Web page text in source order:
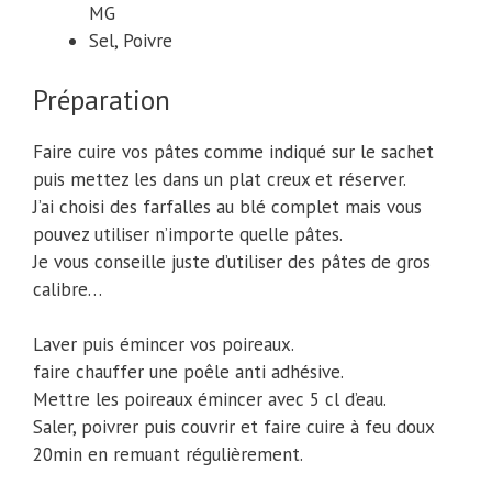
MG
Sel, Poivre
Préparation
Faire cuire vos pâtes comme indiqué sur le sachet
puis mettez les dans un plat creux et réserver.
J’ai choisi des farfalles au blé complet mais vous
pouvez utiliser n’importe quelle pâtes.
Je vous conseille juste d’utiliser des pâtes de gros
calibre…
Laver puis émincer vos poireaux.
faire chauffer une poêle anti adhésive.
Mettre les poireaux émincer avec 5 cl d’eau.
Saler, poivrer puis couvrir et faire cuire à feu doux
20min en remuant régulièrement.